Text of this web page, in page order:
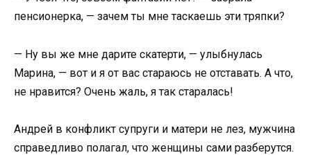
пенсионерка, — зачем ты мне таскаешь эти тряпки?
— Ну вы же мне дарите скатерти, — улыбнулась
Марина, — вот и я от вас стараюсь не отставать. А что,
не нравится? Очень жаль, я так старалась!
Андрей в конфликт супруги и матери не лез, мужчина
справедливо полагал, что женщины сами разберутся.